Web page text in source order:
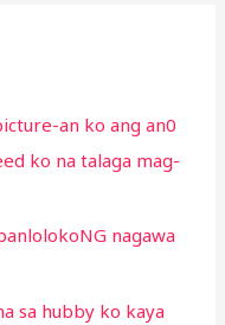
an ko ang an0
ko na talaga mag-
nagawa
sa hubby ko kaya